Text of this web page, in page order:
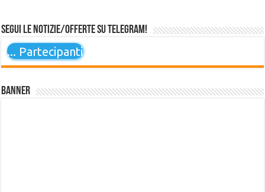
Segui le notizie/offerte su Telegram!
... Partecipanti
Banner